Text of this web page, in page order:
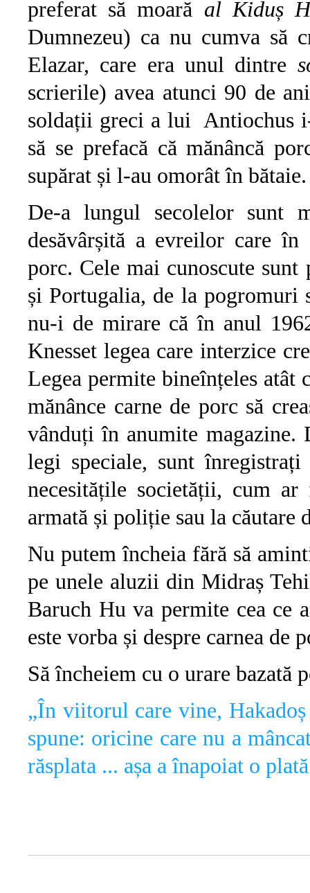
preferat să moară al Kiduș
Dumnezeu) ca nu cumva să
Elazar, care era unul dintre
scrierile) avea atunci 90 de
soldații greci a lui Antiochus
să se prefacă că mănâncă
supărat și l-au omorât în bătaie.
De-a lungul secolelor sunt
desăvârșită a evreilor care
porc. Cele mai cunoscute
și Portugalia, de la pogromuri
nu-i de mirare că în anul
Knesset legea care interzice
Legea permite bineînțeles atât
mănânce carne de porc să
vânduți în anumite
legi speciale, sunt
necesitățile societății, cum
armată și poliție sau la căutare
Nu putem încheia fără să
pe unele aluzii din Midraș
Baruch Hu va permite cea ce
este vorba și despre carnea de
Să încheiem cu o urare bazată
„În viitorul care vine,
spune: oricine care nu a
răsplata ... așa a înapoiat o